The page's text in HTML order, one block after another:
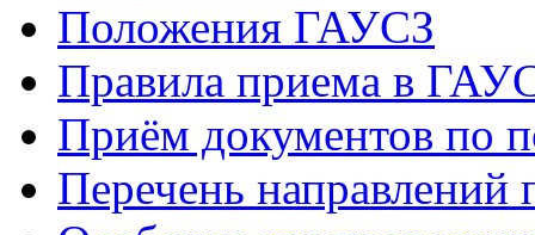
Положения ГАУСЗ
Правила приема в
Приём документов по
Перечень направлений